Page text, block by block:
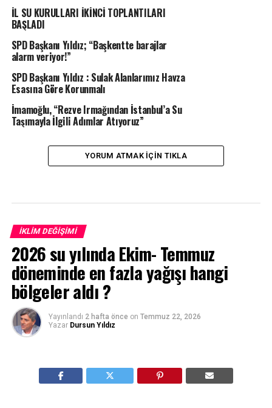
İL SU KURULLARI İKİNCİ TOPLANTILARI
BAŞLADI
SPD Başkanı Yıldız; “Başkentte barajlar
alarm veriyor!”
SPD Başkanı Yıldız : Sulak Alanlarımız Havza
Esasına Göre Korunmalı
İmamoğlu, “Rezve Irmağından İstanbul’a Su
Taşımayla İlgili Adımlar Atıyoruz”
YORUM ATMAK IÇIN TIKLA
İKLIM DEĞIŞIMI
2026 su yılında Ekim- Temmuz
döneminde en fazla yağışı hangi
bölgeler aldı ?
Yayınlandı 2 hafta önce on Temmuz 22, 2026
Yazar Dursun Yıldız